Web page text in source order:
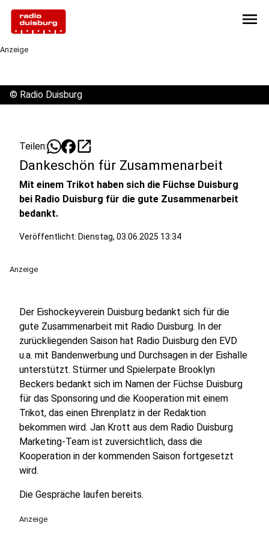
menu
Anzeige
© Radio Duisburg
Teilen: open_in_new
Dankeschön für Zusammenarbeit
Mit einem Trikot haben sich die Füchse Duisburg
bei Radio Duisburg für die gute Zusammenarbeit
bedankt.
Veröffentlicht: Dienstag, 03.06.2025 13:34
Anzeige
Der Eishockeyverein Duisburg bedankt sich für die
gute Zusammenarbeit mit Radio Duisburg. In der
zurückliegenden Saison hat Radio Duisburg den EVD
u.a. mit Bandenwerbung und Durchsagen in der Eishalle
unterstützt. Stürmer und Spielerpate Brooklyn
Beckers bedankt sich im Namen der Füchse Duisburg
für das Sponsoring und die Kooperation mit einem
Trikot, das einen Ehrenplatz in der Redaktion
bekommen wird. Jan Krott aus dem Radio Duisburg
Marketing-Team ist zuversichtlich, dass die
Kooperation in der kommenden Saison fortgesetzt
wird.
Die Gespräche laufen bereits.
Anzeige